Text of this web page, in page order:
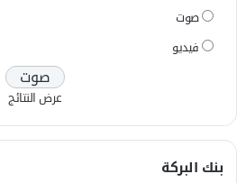
صوت
فيديو
عرض النتائج
بنك البركة